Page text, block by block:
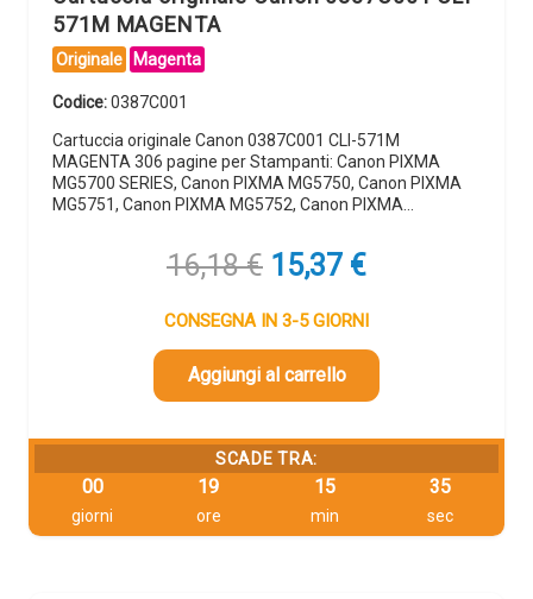
571M MAGENTA
Originale Magenta
Codice:0387C001
Cartuccia originale Canon 0387C001 CLI-571M
MAGENTA 306 pagine per Stampanti: Canon PIXMA
MG5700 SERIES, Canon PIXMA MG5750, Canon PIXMA
MG5751, Canon PIXMA MG5752, Canon PIXMA…
16,18€ Il
originale
era:
16,18 €.
15,37 €Il
attuale
è:
CONSEGNA IN 3-5 GIORNI
Aggiungi al carrello
SCADE TRA:
00
giorni
19
ore
15
min
34
sec